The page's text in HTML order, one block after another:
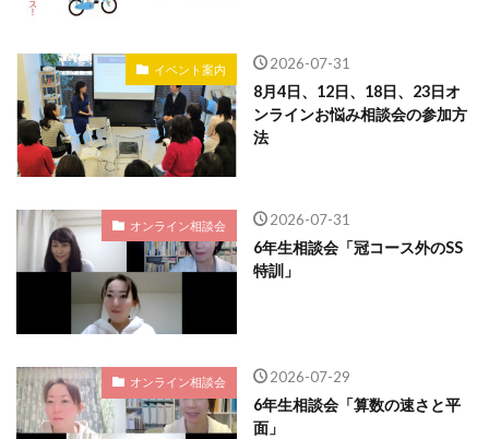
イベント案内 2026-07-31
8月4日、12日、18日、23日オ
ンラインお悩み相談会の参加方
法
オンライン相談会 2026-07-31
6年生相談会「冠コース外のSS
特訓」
オンライン相談会 2026-07-29
6年生相談会「算数の速さと平
面」